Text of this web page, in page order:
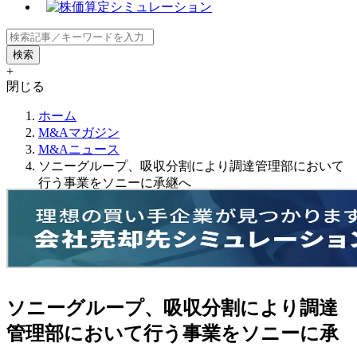
+
閉じる
ホーム
M&Aマガジン
M&Aニュース
ソニーグループ、吸収分割により調達管理部において
行う事業をソニーに承継へ
ソニーグループ、吸収分割により調達
管理部において行う事業をソニーに承